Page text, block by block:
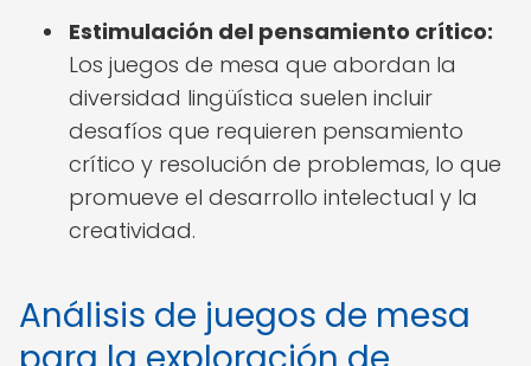
Estimulación del pensamiento crítico:
Los juegos de mesa que abordan la
diversidad lingüística suelen incluir
desafíos que requieren pensamiento
crítico y resolución de problemas, lo que
promueve el desarrollo intelectual y la
creatividad.
Análisis de juegos de mesa